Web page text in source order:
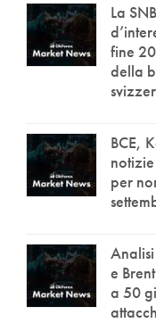
La
fine
della
BCE,
per
e
a 50